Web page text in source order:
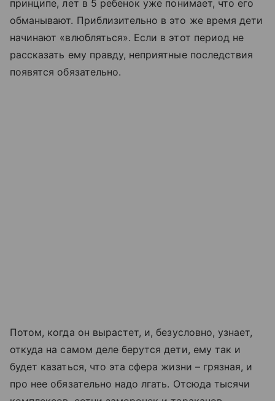
принципе, лет в 5 ребенок уже понимает, что его
обманывают. Приблизительно в это же время дети
начинают «влюбляться». Если в этот период не
рассказать ему правду, неприятные последствия
появятся обязательно.
Потом, когда он вырастет, и, безусловно, узнает,
откуда на самом деле берутся дети, ему так и
будет казаться, что эта сфера жизни – грязная, и
про нее обязательно надо лгать. Отсюда тысячи